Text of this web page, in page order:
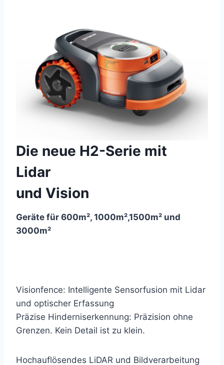
Die neue H2-Serie mit
Lidar
und Vision
Geräte für 600m², 1000m²,1500m² und
3000m²
Visionfence: Intelligente Sensorfusion mit Lidar
und optischer Erfassung
Präzise Hinderniserkennung: Präzision ohne
Grenzen. Kein Detail ist zu klein.
Hochauflösendes LiDAR und Bildverarbeitung